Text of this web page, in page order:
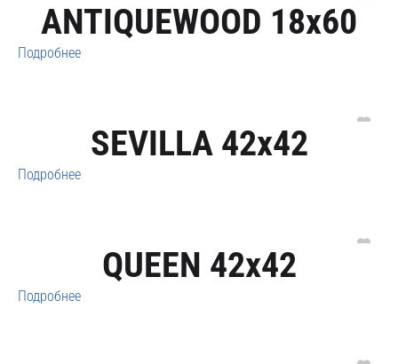
ANTIQUEWOOD 18x60
Подробнее
SEVILLA 42x42
Подробнее
QUEEN 42x42
Подробнее